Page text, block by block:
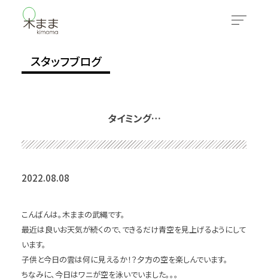
スタッフブログ
タイミング…
2022.08.08
こんばんは。木ままの武縄です。
最近は良いお天気が続くので、できるだけ青空を見上げるようにして
います。
子供と今日の雲は何に見えるか！？夕方の空を楽しんでいます。
ちなみに、今日はワニが空を泳いでいました。。。